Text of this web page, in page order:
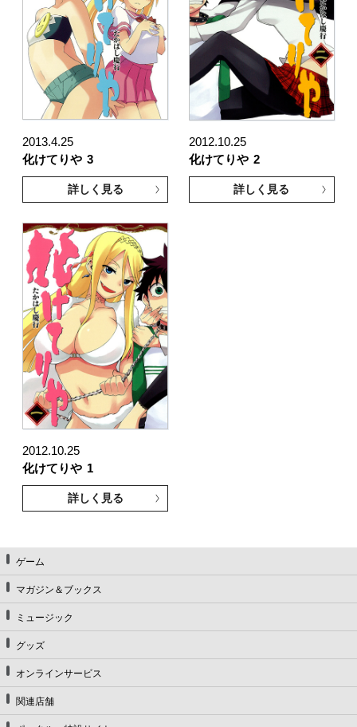
2013.4.25
化けてりや 3
詳しく見る
2012.10.25
化けてりや 2
詳しく見る
2012.10.25
化けてりや 1
詳しく見る
ゲーム
マガジン＆ブックス
ミュージック
グッズ
オンラインサービス
関連店舗